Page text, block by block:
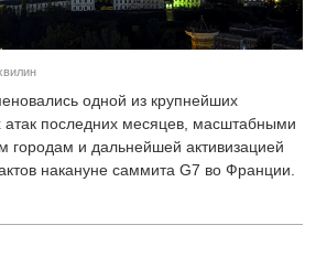
одной из крупнейших
атак последних месяцев, масштабными
городам и дальнейшей активизацией
накануне саммита G7 во Франции.